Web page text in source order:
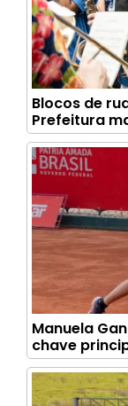
Blocos de
Prefeitura
Manuela
chave